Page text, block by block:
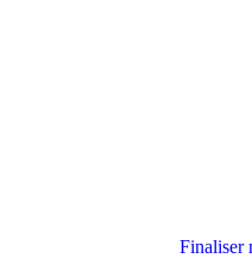
Finaliser